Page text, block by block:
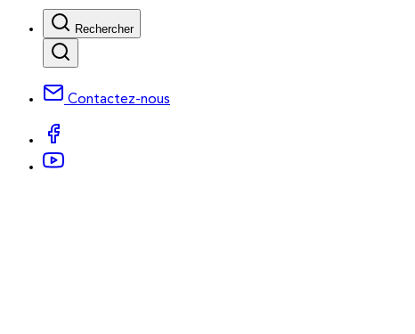
Rechercher
Contactez-nous